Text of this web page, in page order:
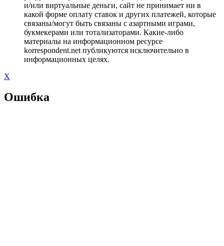
и/или виртуальные деньги, сайт не принимает ни в
какой форме оплату ставок и других платежей, которые
связаны/могут быть связаны с азартными играми,
букмекерами или тотализаторами. Какие-либо
материалы на информационном ресурсе
korrespondent.net публикуются исключительно в
информационных целях.
X
Ошибка